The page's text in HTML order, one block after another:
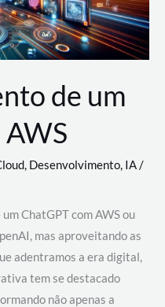
de um
, Desenvolvimento, IA/
ChatGPT com AWS ou
mas aproveitando as
adentramos a era digital,
tem se destacado
não apenas a